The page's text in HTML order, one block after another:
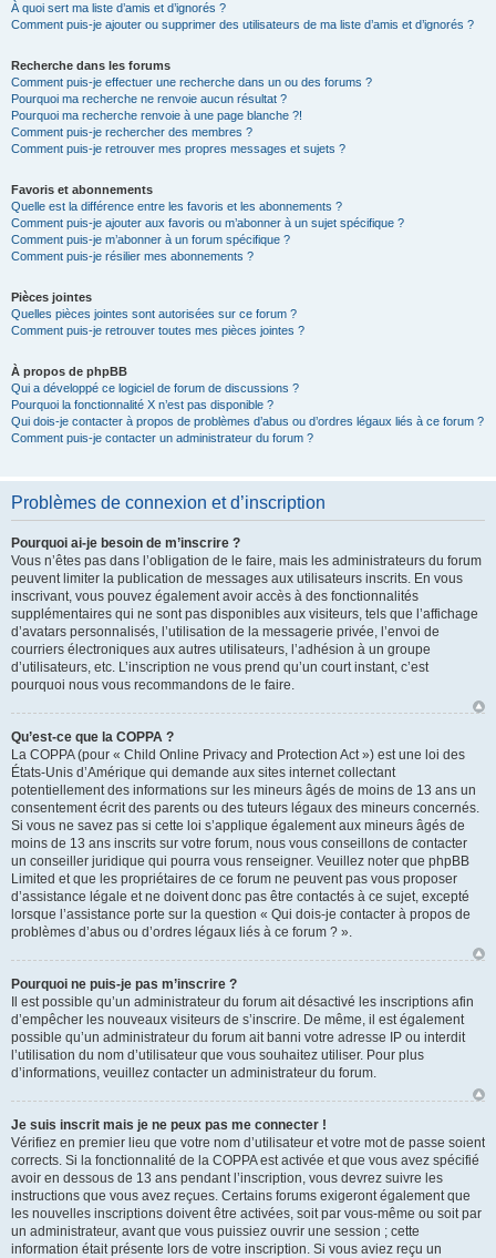
À quoi sert ma liste d’amis et d’ignorés ?
Comment puis-je ajouter ou supprimer des utilisateurs de ma liste d’amis et d’ignorés ?
Recherche dans les forums
Comment puis-je effectuer une recherche dans un ou des forums ?
Pourquoi ma recherche ne renvoie aucun résultat ?
Pourquoi ma recherche renvoie à une page blanche ?!
Comment puis-je rechercher des membres ?
Comment puis-je retrouver mes propres messages et sujets ?
Favoris et abonnements
Quelle est la différence entre les favoris et les abonnements ?
Comment puis-je ajouter aux favoris ou m’abonner à un sujet spécifique ?
Comment puis-je m’abonner à un forum spécifique ?
Comment puis-je résilier mes abonnements ?
Pièces jointes
Quelles pièces jointes sont autorisées sur ce forum ?
Comment puis-je retrouver toutes mes pièces jointes ?
À propos de phpBB
Qui a développé ce logiciel de forum de discussions ?
Pourquoi la fonctionnalité X n’est pas disponible ?
Qui dois-je contacter à propos de problèmes d’abus ou d’ordres légaux liés à ce forum ?
Comment puis-je contacter un administrateur du forum ?
Problèmes de connexion et d’inscription
Pourquoi ai-je besoin de m’inscrire ?
Vous n’êtes pas dans l’obligation de le faire, mais les administrateurs du forum
peuvent limiter la publication de messages aux utilisateurs inscrits. En vous
inscrivant, vous pouvez également avoir accès à des fonctionnalités
supplémentaires qui ne sont pas disponibles aux visiteurs, tels que l’affichage
d’avatars personnalisés, l’utilisation de la messagerie privée, l’envoi de
courriers électroniques aux autres utilisateurs, l’adhésion à un groupe
d’utilisateurs, etc. L’inscription ne vous prend qu’un court instant, c’est
pourquoi nous vous recommandons de le faire.
Qu’est-ce que la COPPA ?
La COPPA (pour « Child Online Privacy and Protection Act ») est une loi des
États-Unis d’Amérique qui demande aux sites internet collectant
potentiellement des informations sur les mineurs âgés de moins de 13 ans un
consentement écrit des parents ou des tuteurs légaux des mineurs concernés.
Si vous ne savez pas si cette loi s’applique également aux mineurs âgés de
moins de 13 ans inscrits sur votre forum, nous vous conseillons de contacter
un conseiller juridique qui pourra vous renseigner. Veuillez noter que phpBB
Limited et que les propriétaires de ce forum ne peuvent pas vous proposer
d’assistance légale et ne doivent donc pas être contactés à ce sujet, excepté
lorsque l’assistance porte sur la question « Qui dois-je contacter à propos de
problèmes d’abus ou d’ordres légaux liés à ce forum ? ».
Pourquoi ne puis-je pas m’inscrire ?
Il est possible qu’un administrateur du forum ait désactivé les inscriptions afin
d’empêcher les nouveaux visiteurs de s’inscrire. De même, il est également
possible qu’un administrateur du forum ait banni votre adresse IP ou interdit
l’utilisation du nom d’utilisateur que vous souhaitez utiliser. Pour plus
d’informations, veuillez contacter un administrateur du forum.
Je suis inscrit mais je ne peux pas me connecter !
Vérifiez en premier lieu que votre nom d’utilisateur et votre mot de passe soient
corrects. Si la fonctionnalité de la COPPA est activée et que vous avez spécifié
avoir en dessous de 13 ans pendant l’inscription, vous devrez suivre les
instructions que vous avez reçues. Certains forums exigeront également que
les nouvelles inscriptions doivent être activées, soit par vous-même ou soit par
un administrateur, avant que vous puissiez ouvrir une session ; cette
information était présente lors de votre inscription. Si vous aviez reçu un